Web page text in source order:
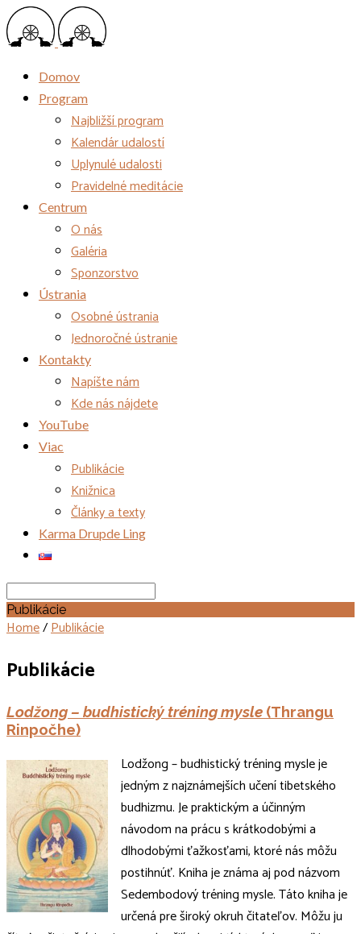
Domov
Program
Najbližší program
Kalendár udalostí
Uplynulé udalosti
Pravidelné meditácie
Centrum
O nás
Galéria
Sponzorstvo
Ústrania
Osobné ústrania
Jednoročné ústranie
Kontakty
Napíšte nám
Kde nás nájdete
YouTube
Viac
Publikácie
Knižnica
Články a texty
Karma Drupde Ling
Search
Publikácie
Home/Publikácie
Publikácie
Lodžong – budhistický tréning mysle (Thrangu
Rinpočhe)
Lodžong – budhistický tréning mysle je
jedným z najznámejších učení tibetského
budhizmu. Je praktickým a účinným
návodom na prácu s krátkodobými a
dlhodobými ťažkosťami, ktoré nás môžu
postihnúť. Kniha je známa aj pod názvom
Sedembodový tréning mysle. Táto kniha je
určená pre široký okruh čitateľov. Môžu ju